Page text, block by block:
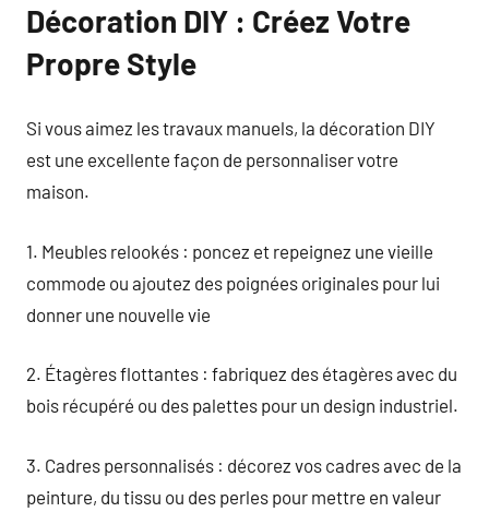
Décoration DIY : Créez Votre
Propre Style
Si vous aimez les travaux manuels, la décoration DIY
est une excellente façon de personnaliser votre
maison.
1. Meubles relookés : poncez et repeignez une vieille
commode ou ajoutez des poignées originales pour lui
donner une nouvelle vie
2. Étagères flottantes : fabriquez des étagères avec du
bois récupéré ou des palettes pour un design industriel.
3. Cadres personnalisés : décorez vos cadres avec de la
peinture, du tissu ou des perles pour mettre en valeur